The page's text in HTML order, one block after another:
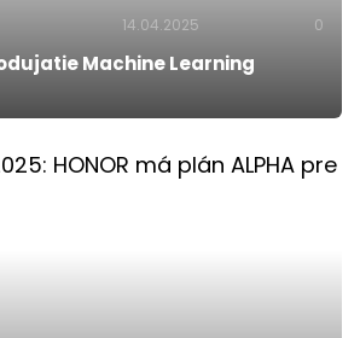
14.04.2025 0
Machine Learning